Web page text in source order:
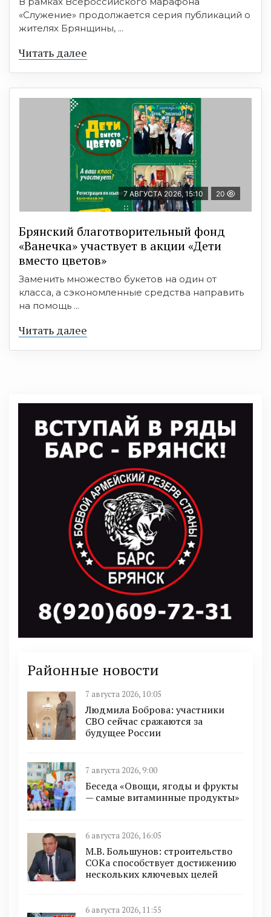
«Служение» продолжается серия публикаций о
жителях Брянщины, ...
Читать далее
7 АВГУСТА 2026, 15:10 20
Брянский благотворительный фонд
«Ванечка» участвует в акции «Дети
вместо цветов»
Заменить множество букетов на один от
класса, а сэкономленные средства направить
на помощь ...
Читать далее
Районные новости
7 августа 2026, 10:05
Людмила Боброва: участники
СВО сейчас сражаются за
будущее России
7 августа 2026, 9:00
Беседа «Овощи, ягоды и фрукты
— самые витаминные продукты»
6 августа 2026, 16:05
М.В. Большунов: строительство
СОКа способствует достижению
нескольких ключевых целей
6 августа 2026, 11:55